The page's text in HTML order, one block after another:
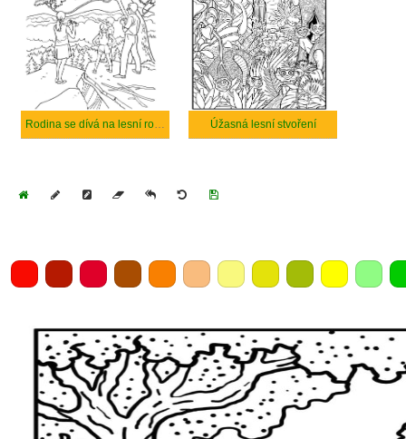
Rodina se dívá na lesní rozlohy. Úžasná lesní stvoření